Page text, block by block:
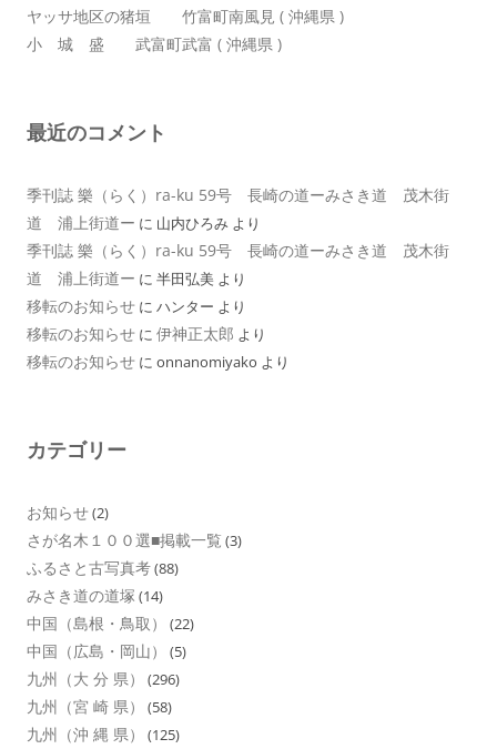
ヤッサ地区の猪垣 竹富町南風見 ( 沖縄県 )
小 城 盛 武富町武富 ( 沖縄県 )
最近のコメント
季刊誌 樂（らく）ra-ku 59号 長崎の道ーみさき道 茂木街
道 浦上街道ー に 山内ひろみ より
季刊誌 樂（らく）ra-ku 59号 長崎の道ーみさき道 茂木街
道 浦上街道ー に 半田弘美 より
移転のお知らせ に ハンター より
移転のお知らせ に 伊神正太郎 より
移転のお知らせ に onnanomiyako より
カテゴリー
お知らせ(2)
さが名木１００選■掲載一覧 (3)
ふるさと古写真考(88)
みさき道の道塚 (14)
中国（島根・鳥取） (22)
中国（広島・岡山） (5)
九州（大 分 県） (296)
九州（宮 崎 県） (58)
九州（沖 縄 県） (125)